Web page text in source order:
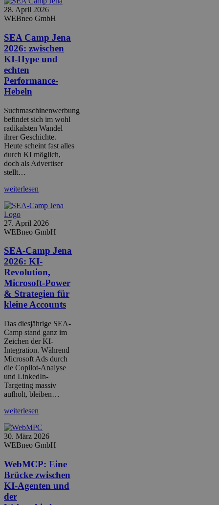
28. April 2026
WEBneo GmbH
SEA Camp Jena
2026: zwischen
KI-Hype und
echten
Performance-
Hebeln
Suchmaschinenwerbung
befindet sich im wohl
radikalsten Wandel
ihrer Geschichte.
Heute scheint fast alles
durch KI möglich,
doch als Advertiser
stellt…
weiterlesen
27. April 2026
WEBneo GmbH
SEA-Camp Jena
2026: KI-
Revolution,
Microsoft-Power
& Strategien für
kleine Accounts
Das diesjährige SEA-
Camp stand ganz im
Zeichen der KI-
Integration. Während
Microsoft Ads durch
die Copilot-Analyse
und LinkedIn-
Targeting massiv
aufholt, bleiben…
weiterlesen
30. März 2026
WEBneo GmbH
WebMCP: Eine
Brücke zwischen
KI-Agenten und
der